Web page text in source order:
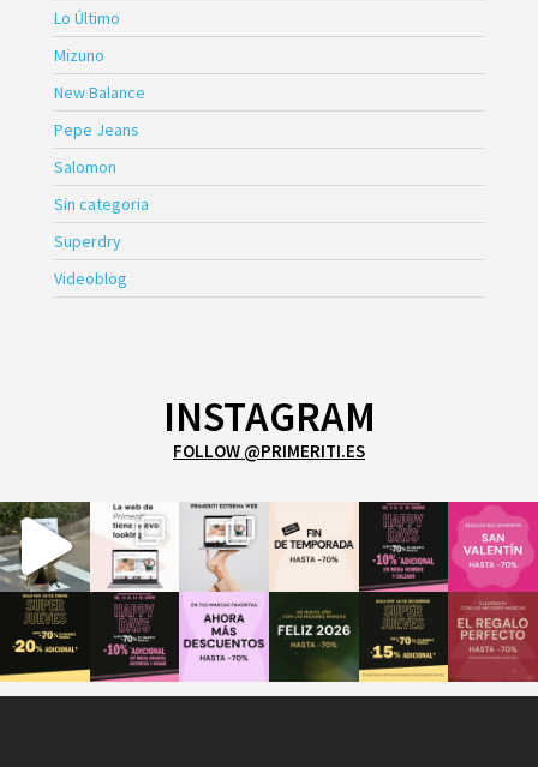
Lo Último
Mizuno
New Balance
Pepe Jeans
Salomon
Sin categoria
Superdry
Videoblog
INSTAGRAM
FOLLOW @PRIMERITI.ES